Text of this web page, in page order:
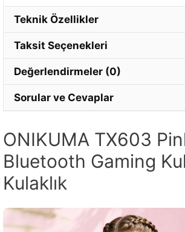
Teknik Özellikler
Taksit Seçenekleri
Değerlendirmeler (0)
Sorular ve Cevaplar
ONIKUMA TX603
Bluetooth Gaming
Kulaklık